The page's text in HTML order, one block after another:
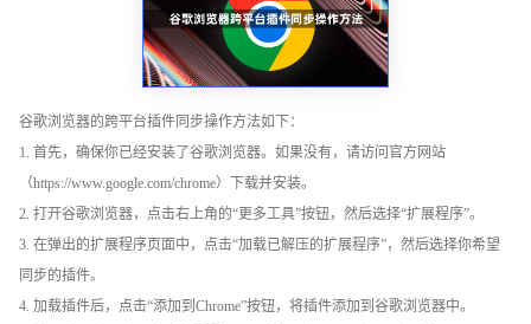
谷歌浏览器的跨平台插件同步操作方法如下：
1. 首先，确保你已经安装了谷歌浏览器。如果没有，请访问官方网站
（https://www.google.com/chrome）下载并安装。
2. 打开谷歌浏览器，点击右上角的“更多工具”按钮，然后选择“扩展程序”。
3. 在弹出的扩展程序页面中，点击“加载已解压的扩展程序”，然后选择你希望
同步的插件。
4. 加载插件后，点击“添加到Chrome”按钮，将插件添加到谷歌浏览器中。